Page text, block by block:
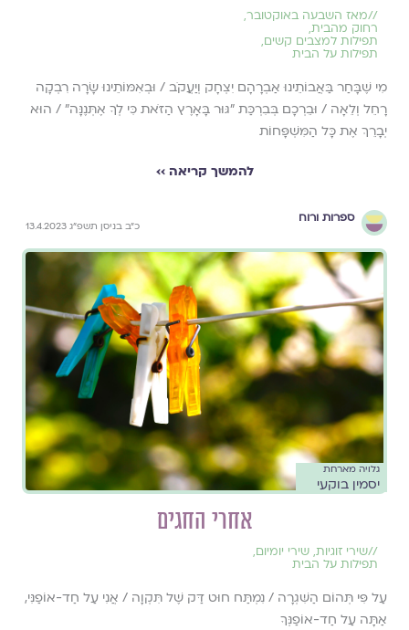
//מאז השבעה באוקטובר,
רחוק מהבית,
תפילות למצבים קשים,
תפילות על הבית
מִי שֶׁבָּחַר בַּאֲבוֹתֵינוּ אַבְרָהָם יִצְחָק וְיַעֲקֹב / וּבְאִמּוֹתֵינוּ שָׂרָה רִבְקָה
רָחֵל וְלֵאָה / וּבֵרְכָם בְּבִרְכַּת "גּוּר בָּאָרֶץ הַזֹּאת כִּי לְךָ אֶתְּנֶנָּה" / הוּא
יְבָרֵךְ אֶת כָּל הַמִּשְׁפָּחוֹת
להמשך קריאה ››
ספרות ורוח
כ״ב בניסן תשפ״ג 13.4.2023
גלויה מארחת
יסמין בוקעי
אחרי החגים
//שירי זוגיות, שירי יומיום,
תפילות על הבית
עַל פִּי תְּהוֹם הַשִּׁגְרָה / נִמְתַּח חוּט דַּק שֶׁל תִּקְוָה / אֲנִי עַל חַד-אוֹפַנִּי,
אַתָּה עַל חַד-אוֹפַנְּךָ